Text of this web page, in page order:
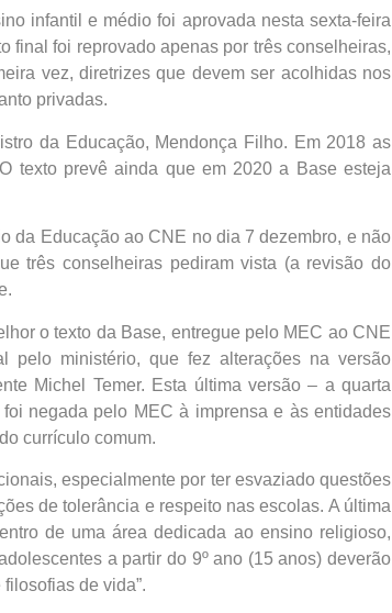
infantil e médio foi aprovada nesta sexta-feira
final foi reprovado apenas por três conselheiras,
vez, diretrizes que devem ser acolhidas nos
privadas.
da Educação, Mendonça Filho. Em 2018 as
texto prevê ainda que em 2020 a Base esteja
da Educação ao CNE no dia 7 dezembro, e não
três conselheiras pediram vista (a revisão do
o texto da Base, entregue pelo MEC ao CNE
ministério, que fez alterações na versão
Michel Temer. Esta última versão – a quarta
negada pelo MEC à imprensa e às entidades
currículo comum.
especialmente por ter esvaziado questões
de tolerância e respeito nas escolas. A última
de uma área dedicada ao ensino religioso,
a partir do 9º ano (15 anos) deverão
de vida”.